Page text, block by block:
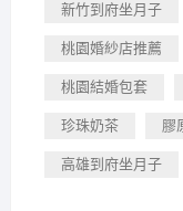
新竹到府坐月子
桃園婚紗店推薦
桃園結婚包套
珍珠奶茶 膠
高雄到府坐月子